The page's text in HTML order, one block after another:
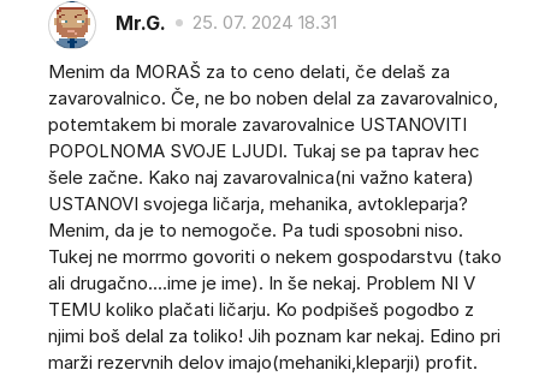
Mr.G. 25. 07. 2024 18.31
Menim da MORAŠ za to ceno delati, če delaš za
zavarovalnico. Če, ne bo noben delal za zavarovalnico,
potemtakem bi morale zavarovalnice USTANOVITI
POPOLNOMA SVOJE LJUDI. Tukaj se pa taprav hec
šele začne. Kako naj zavarovalnica(ni važno katera)
USTANOVI svojega ličarja, mehanika, avtokleparja?
Menim, da je to nemogoče. Pa tudi sposobni niso.
Tukej ne morrmo govoriti o nekem gospodarstvu (tako
ali drugačno....ime je ime). In še nekaj. Problem NI V
TEMU koliko plačati ličarju. Ko podpišeš pogodbo z
njimi boš delal za toliko! Jih poznam kar nekaj. Edino pri
marži rezervnih delov imajo(mehaniki,kleparji) profit.